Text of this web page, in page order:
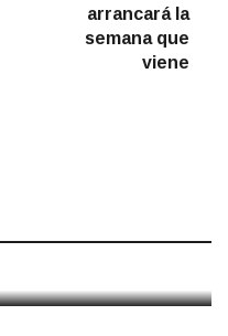
arrancará la
semana que
viene
La Montiela
año